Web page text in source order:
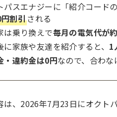
パスエナジーに「紹介コード
割引される
は乗り換えで毎月の電気代が
に家族や友達を紹介すると、 1
・違約金は0円なので、合わ
、2026年7月23日にオクト